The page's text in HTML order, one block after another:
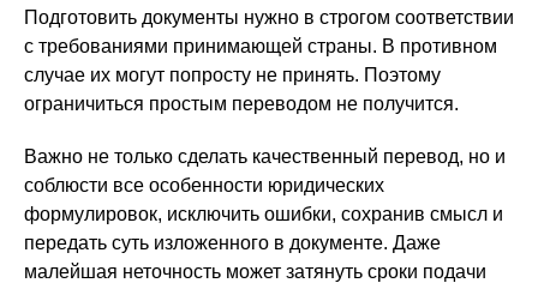
Подготовить документы нужно в строгом соответствии
с требованиями принимающей страны. В противном
случае их могут попросту не принять. Поэтому
ограничиться простым переводом не получится.
Важно не только сделать качественный перевод, но и
соблюсти все особенности юридических
формулировок, исключить ошибки, сохранив смысл и
передать суть изложенного в документе. Даже
малейшая неточность может затянуть сроки подачи